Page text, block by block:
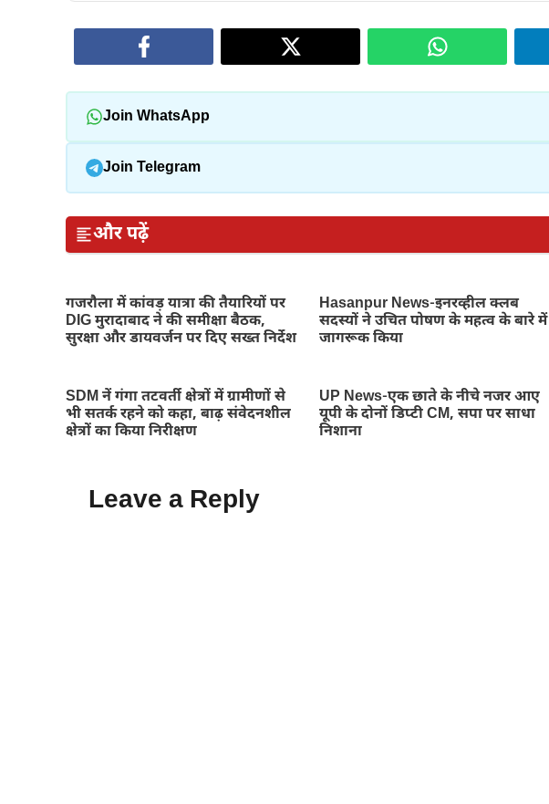
Join WhatsApp
Join Telegram
और पढ़ें
गजरौला में कांवड़ यात्रा की तैयारियों पर
DIG मुरादाबाद ने की समीक्षा बैठक,
सुरक्षा और डायवर्जन पर दिए सख्त निर्देश
Hasanpur News-इनरव्हील क्लब
सदस्यों ने उचित पोषण के महत्व के बारे में
जागरूक किया
SDM नें गंगा तटवर्ती क्षेत्रों में ग्रामीणों से
भी सतर्क रहने को कहा, बाढ़ संवेदनशील
क्षेत्रों का किया निरीक्षण
UP News-एक छाते के नीचे नजर आए
यूपी के दोनों डिप्टी CM, सपा पर साधा
निशाना
Leave a Reply